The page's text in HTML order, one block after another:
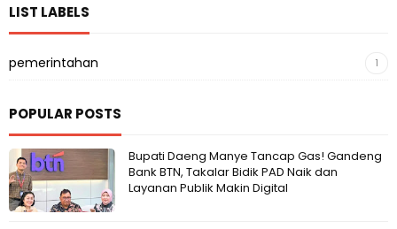
LIST LABELS
pemerintahan 1
POPULAR POSTS
Bupati Daeng Manye Tancap Gas! Gandeng
Bank BTN, Takalar Bidik PAD Naik dan
Layanan Publik Makin Digital